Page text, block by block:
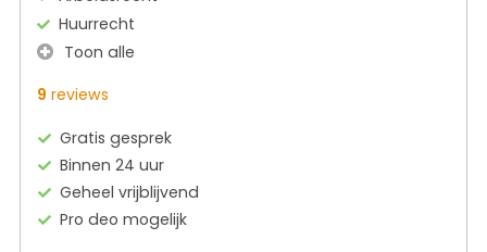
Huurrecht
Toon alle
9 reviews
Gratis gesprek
Binnen 24 uur
Geheel vrijblijvend
Pro deo mogelijk